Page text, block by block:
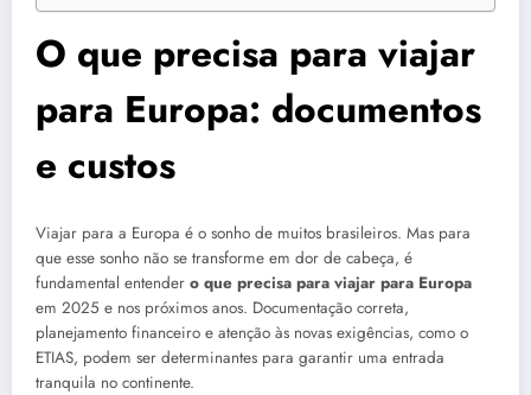
O que precisa para viajar
para Europa: documentos
e custos
Viajar para a Europa é o sonho de muitos brasileiros. Mas para
que esse sonho não se transforme em dor de cabeça, é
fundamental entender o que precisa para viajar para Europa
em 2025 e nos próximos anos. Documentação correta,
planejamento financeiro e atenção às novas exigências, como o
ETIAS, podem ser determinantes para garantir uma entrada
tranquila no continente.